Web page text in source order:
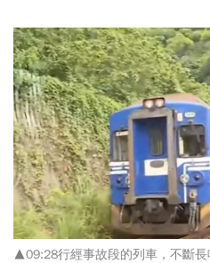
▲09:28行經事故段的列車，不斷